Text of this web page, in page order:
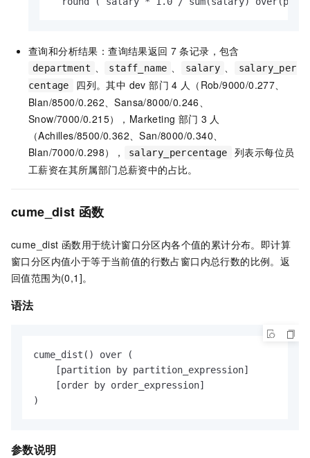
查询和分析结果：查询结果返回 7 条记录，包含
department 、 staff_name 、 salary 、
salary_per
centage
四列。其中 dev 部门 4 人（Rob/9000/0.277、
Blan/8500/0.262、Sansa/8000/0.246、
Snow/7000/0.215），Marketing 部门 3 人
（Achilles/8500/0.362、San/8000/0.340、
Blan/7000/0.298），
salary_percentage
列表示每位员
工薪资在其所属部门总薪资中的占比。
cume_dist 函数
cume_dist 函数用于统计窗口分区内各个值的累计分布。即计算
窗口分区内值小于等于当前值的行数占窗口内总行数的比例。返
回值范围为(0,1]。
语法
cume_dist() over (
    [partition by partition_expression]
    [order by order_expression]
)
参数说明